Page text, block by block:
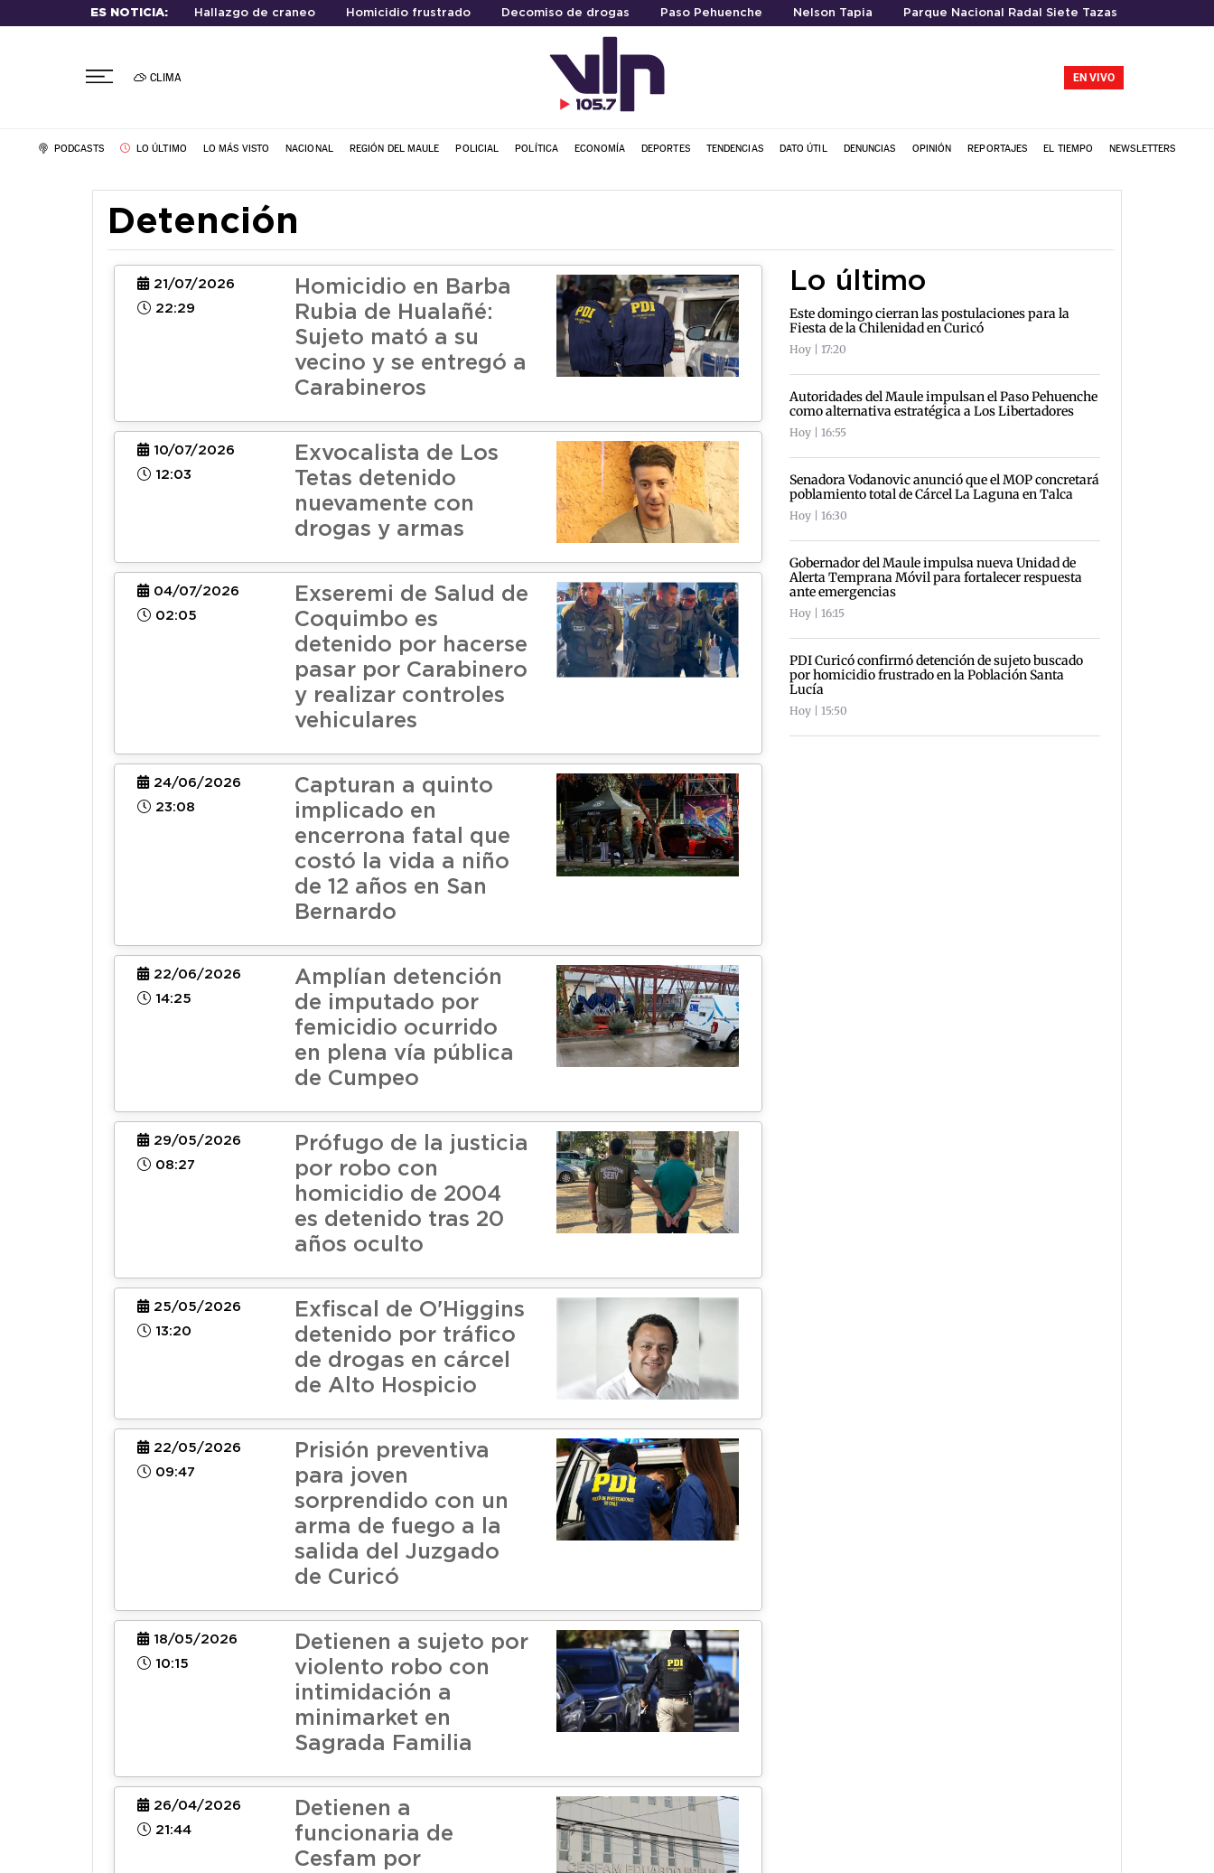
ES NOTICIA: Hallazgo de craneo Homicidio frustrado Decomiso de drogas Paso Pehuenche Nelson Tapia Parque Nacional Radal Siete Tazas
CLIMA EN VIVO
PODCASTS LO ÚLTIMO LO MÁS VISTO NACIONAL REGIÓN DEL MAULE POLICIAL POLÍTICA ECONOMÍA DEPORTES TENDENCIAS DATO ÚTIL DENUNCIAS OPINIÓN REPORTAJES EL TIEMPO NEWSLETTERS
Detención
21/07/2026
22:29
Homicidio en Barba
Rubia de Hualañé:
Sujeto mató a su
vecino y se entregó a
Carabineros
10/07/2026
12:03
Exvocalista de Los
Tetas detenido
nuevamente con
drogas y armas
04/07/2026
02:05
Exseremi de Salud de
Coquimbo es
detenido por hacerse
pasar por Carabinero
y realizar controles
vehiculares
24/06/2026
23:08
Capturan a quinto
implicado en
encerrona fatal que
costó la vida a niño
de 12 años en San
Bernardo
22/06/2026
14:25
Amplían detención
de imputado por
femicidio ocurrido
en plena vía pública
de Cumpeo
29/05/2026
08:27
Prófugo de la justicia
por robo con
homicidio de 2004
es detenido tras 20
años oculto
25/05/2026
13:20
Exfiscal de O'Higgins
detenido por tráfico
de drogas en cárcel
de Alto Hospicio
22/05/2026
09:47
Prisión preventiva
para joven
sorprendido con un
arma de fuego a la
salida del Juzgado
de Curicó
18/05/2026
10:15
Detienen a sujeto por
violento robo con
intimidación a
minimarket en
Sagrada Familia
26/04/2026
21:44
Detienen a
funcionaria de
Cesfam por
Lo último
Este domingo cierran las postulaciones para la
Fiesta de la Chilenidad en Curicó
Hoy | 17:20
Autoridades del Maule impulsan el Paso Pehuenche
como alternativa estratégica a Los Libertadores
Hoy | 16:55
Senadora Vodanovic anunció que el MOP concretará
poblamiento total de Cárcel La Laguna en Talca
Hoy | 16:30
Gobernador del Maule impulsa nueva Unidad de
Alerta Temprana Móvil para fortalecer respuesta
ante emergencias
Hoy | 16:15
PDI Curicó confirmó detención de sujeto buscado
por homicidio frustrado en la Población Santa
Lucía
Hoy | 15:50